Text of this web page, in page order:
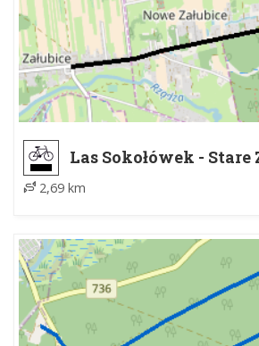
Las Sokołówek - Stare
2,69 km